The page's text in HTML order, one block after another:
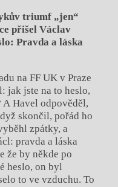
triumf „jen“
přišel Václav
Pravda a láska
na FF UK v Praze
jak jste na to heslo,
A Havel odpověděl,
skončil, pořád ho
zpátky, a
pravda a láska
že by někde po
heslo, on byl
to ve vzduchu. To